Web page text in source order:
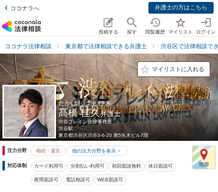
ココナラへ 弁護士の方はこちら
投稿する 探す 閲覧履歴 マイリスト ログイン
ココナラ法律相談 東京都で法律相談できる弁護士 渋谷区で法律相談で
マイリストに入れる
たかはし よしひさ
髙橋 佳久弁護士
渋谷ブレイン法律事務所
渋谷駅
東京都渋谷区渋谷3-6-20 第5矢木ビル7階
注力分野 相続・遺言 他の注力分野を表示
対応体制 カード利用可 分割払い利用可 初回面談無料 休日面談可
夜間面談可 電話相談可 WEB面談可